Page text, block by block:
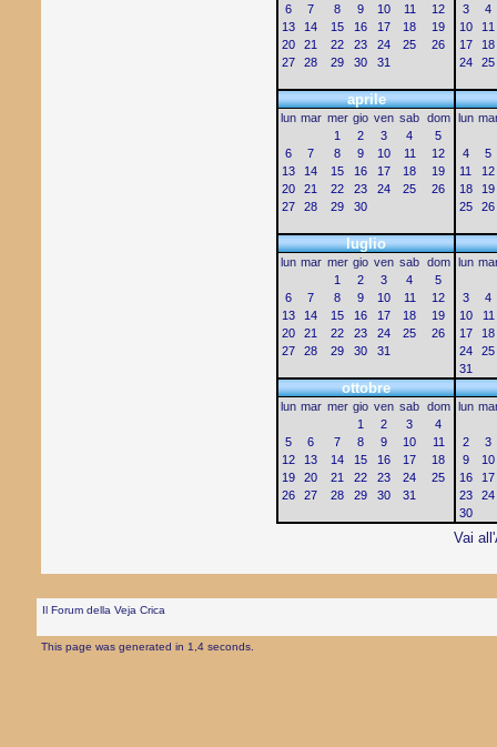
6
7 8 9 10 11
12
13
14 15 16 17 18
19
20
21 22 23 24 25
26
27
28 29 30 31
3
4
10
11
17
18
24
25
aprile
lun mar mer gio ven sab dom
1
2 3 4
5
6
7 8 9 10 11
12
13
14 15 16 17 18
19
20
21 22 23 24 25
26
27
28 29 30
lun
4
5
11
12
18
19
25
26
luglio
lun mar mer gio ven sab dom
1
2 3 4
5
6
7 8 9 10 11
12
13
14 15 16 17 18
19
20
21 22 23 24 25
26
27
28 29 30 31
lun
3
4
10
11
17
18
24
25
31
ottobre
lun mar mer gio ven sab dom
1
2 3
4
5
6 7 8 9 10
11
12
13 14 15 16 17
18
19
20 21 22 23 24
25
26
27 28 29 30 31
lun
2
3
9
10
16
17
23
24
30
Vai
Il Forum della Veja Crica
This page was generated in 1,4 seconds.